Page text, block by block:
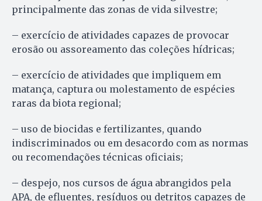
principalmente das zonas de vida silvestre;
– exercício de atividades capazes de provocar
erosão ou assoreamento das coleções hídricas;
– exercício de atividades que impliquem em
matança, captura ou molestamento de espécies
raras da biota regional;
– uso de biocidas e fertilizantes, quando
indiscriminados ou em desacordo com as normas
ou recomendações técnicas oficiais;
– despejo, nos cursos de água abrangidos pela
APA, de efluentes, resíduos ou detritos capazes de